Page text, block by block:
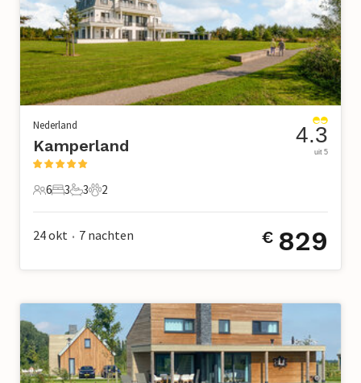
Nederland
Kamperland
6 Gasten
6
3 Slaapkamers
3
3 Badkamers
3
2 Huisdieren
2
4.3
uit 5
24 okt • 7 nachten € 829